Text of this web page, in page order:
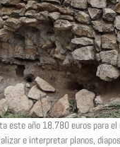
este año 18.780 euros para
e interpretar planos,